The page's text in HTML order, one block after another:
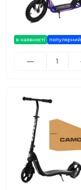
в наявності популярний